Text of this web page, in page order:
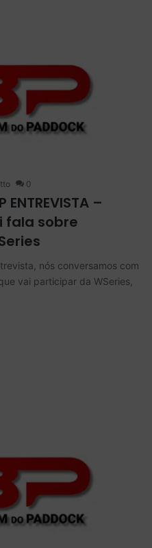
0
ENTREVISTA –
fala sobre
nós conversamos com
vai participar da WSeries,